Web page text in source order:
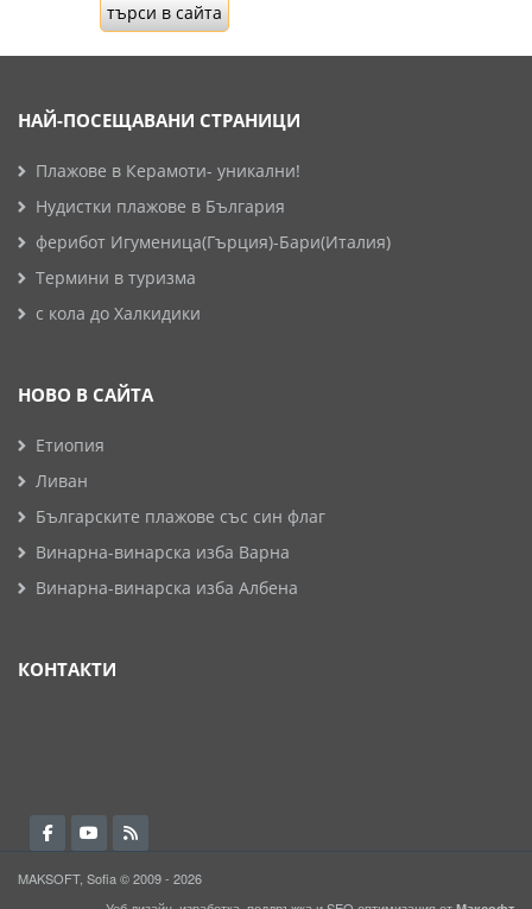
НАЙ-ПОСЕЩАВАНИ СТРАНИЦИ
Плажове в Керамоти- уникални!
Нудистки плажове в България
ферибот Игуменица(Гърция)-Бари(Италия)
Термини в туризма
с кола до Халкидики
НОВО В САЙТА
Етиопия
Ливан
Българските плажове със син флаг
Винарна-винарска изба Варна
Винарна-винарска изба Албена
КОНТАКТИ
MAKSOFT, Sofia © 2009 - 2026